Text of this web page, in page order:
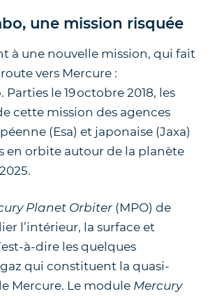
une mission risquée
à une nouvelle mission, qui fait
vers Mercure :
le 19 octobre 2018, les
cette mission des agences
(Esa) et japonaise (Jaxa)
en orbite autour de la planète
Planet Orbiter (MPO) de
l’intérieur, la surface et
à-dire les quelques
qui constituent la quasi-
Mercure. Le module Mercury